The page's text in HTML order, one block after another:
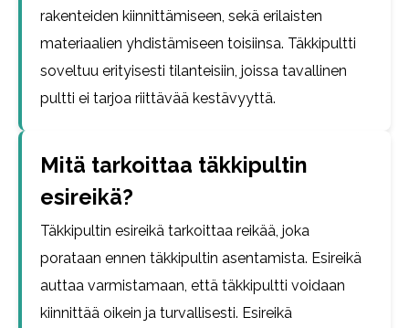
rakenteiden kiinnittämiseen, sekä erilaisten
materiaalien yhdistämiseen toisiinsa. Täkkipultti
soveltuu erityisesti tilanteisiin, joissa tavallinen
pultti ei tarjoa riittävää kestävyyttä.
Mitä tarkoittaa täkkipultin
esireikä?
Täkkipultin esireikä tarkoittaa reikää, joka
porataan ennen täkkipultin asentamista. Esireikä
auttaa varmistamaan, että täkkipultti voidaan
kiinnittää oikein ja turvallisesti. Esireikä